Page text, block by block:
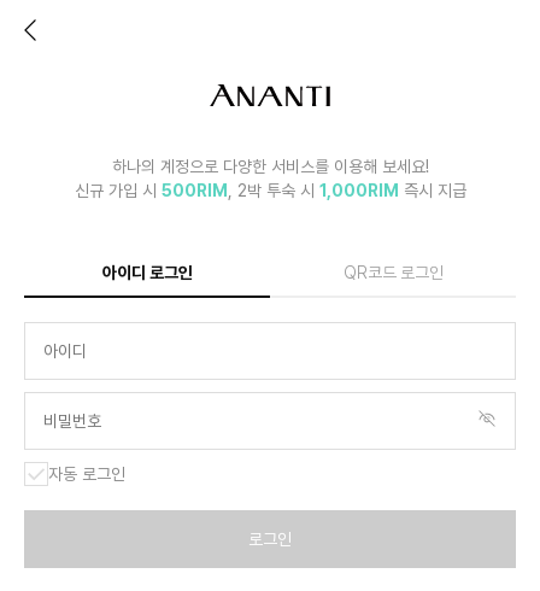
하나의 계정으로 다양한 서비스를 이용해 보세요!
신규 가입 시 500RIM , 2박 투숙 시 1,000RIM 즉시 지급
아이디 로그인 QR코드 로그인
자동 로그인
로그인